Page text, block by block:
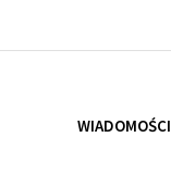
WIADOMOŚCI